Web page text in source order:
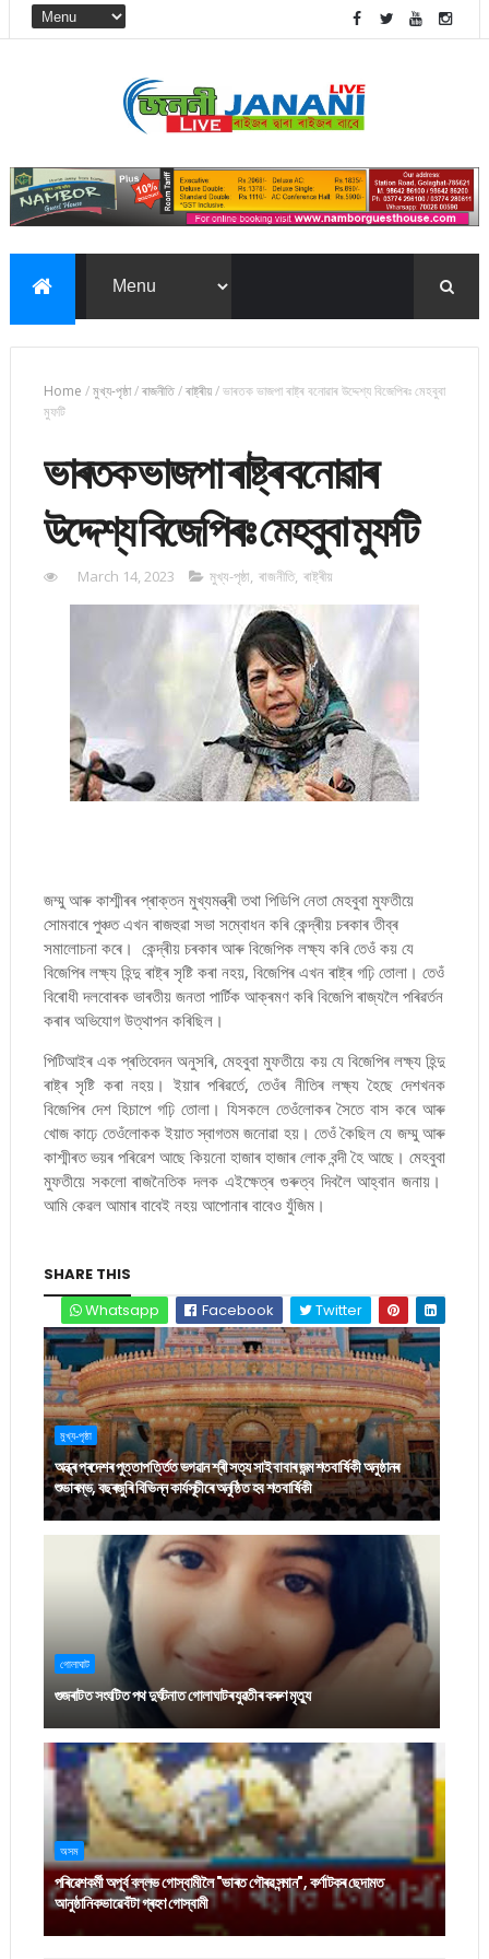
Home /মুখ্য-পৃষ্ঠা/ৰাজনীতি/ৰাষ্ট্ৰীয়/ভাৰতক ভাজপা ৰাষ্ট্ৰ বনোৱাৰ উদ্দেশ্য বিজেপিৰঃ মেহবুবা
মুফটি
ভাৰতক ভাজপা ৰাষ্ট্ৰ বনোৱাৰ
উদ্দেশ্য বিজেপিৰঃ মেহবুবা মুফটি
March 14, 2023 মুখ্য-পৃষ্ঠা ৰাজনীতি, ৰাষ্ট্ৰীয়
জম্মু আৰু কাশ্মীৰৰ প্ৰাক্তন মুখ্যমন্ত্ৰী তথা পিডিপি নেতা মেহবুবা মুফতীয়ে
সোমবাৰে পুঞ্চত এখন ৰাজহুৱা সভা সম্বোধন কৰি কেন্দ্ৰীয় চৰকাৰ তীব্ৰ
সমালোচনা কৰে। কেন্দ্ৰীয় চৰকাৰ আৰু বিজেপিক লক্ষ্য কৰি তেওঁ কয় যে
বিজেপিৰ লক্ষ্য হিন্দু ৰাষ্ট্ৰ সৃষ্টি কৰা নহয়, বিজেপিৰ এখন ৰাষ্ট্ৰ গঢ়ি তোলা। তেওঁ
বিৰোধী দলবোৰক ভাৰতীয় জনতা পাৰ্টিক আক্ৰমণ কৰি বিজেপি ৰাজ্যলৈ পৰিৱৰ্তন
কৰাৰ অভিযোগ উত্থাপন কৰিছিল।
পিটিআইৰ এক প্ৰতিবেদন অনুসৰি, মেহবুবা মুফতীয়ে কয় যে বিজেপিৰ লক্ষ্য হিন্দু
ৰাষ্ট্ৰ সৃষ্টি কৰা নহয়। ইয়াৰ পৰিৱৰ্তে, তেওঁৰ নীতিৰ লক্ষ্য হৈছে দেশখনক
বিজেপিৰ দেশ হিচাপে গঢ়ি তোলা। যিসকলে তেওঁলোকৰ সৈতে বাস কৰে আৰু
খোজ কাঢ়ে তেওঁলোকক ইয়াত স্বাগতম জনোৱা হয়। তেওঁ কৈছিল যে জম্মু আৰু
কাশ্মীৰত ভয়ৰ পৰিৱেশ আছে কিয়নো হাজাৰ হাজাৰ লোক বন্দী হৈ আছে। মেহবুবা
মুফতীয়ে সকলো ৰাজনৈতিক দলক এইক্ষেত্ৰ গুৰুত্ব দিবলৈ আহ্বান জনায়।
আমি কেৱল আমাৰ বাবেই নহয় আপোনাৰ বাবেও যুঁজিম।
SHARE THIS
Whatsapp
Facebook Twitter
মুখ্য-পৃষ্ঠা
অন্ধ্ৰ প্ৰদেশৰ পুত্তাপৰ্ত্তিত ভগৱান শ্ৰী সত্য সাই বাবাৰ জন্ম শতবাৰ্ষিকী অনুষ্ঠানৰ
শুভাৰম্ভ, বছৰজুৰি বিভিন্ন কাৰ্যসূচীৰে অনুষ্ঠিত হব শতবাৰ্ষিকী
গোলাঘাট
গুজৰাটত সংঘটিত পথ দুৰ্ঘটনাত গোলাঘাটৰ যুৱতীৰ কৰুণ মৃত্যু
অসম
পৰিৱেশকৰ্মী অপূৰ্ব বল্লভ গোস্বামীলৈ "ভাৰত গৌৰৱ সন্মান", কৰ্ণাটকৰ ছেদামত
আনুষ্ঠানিকভাৱে বঁটা গ্ৰহণ গোস্বামী